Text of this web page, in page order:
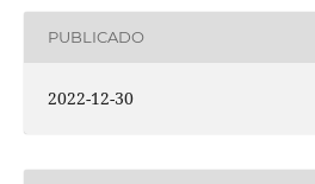
PUBLICADO
2022-12-30